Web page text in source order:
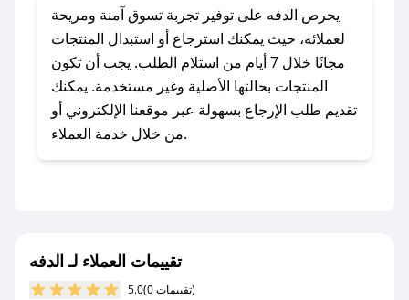
### كيف تحصل على كوبونات خصم حصرية من
الدفه؟
للحصول على كوبونات وخصومات حصرية، قم بما
يلي:
- اضغط على أيقونة متابعة لمتجر الدفه في تطبيق
صحصح.
مع صحصح، تسوق بذكاء ووفّر على كل مشترياتك مع
يحرص الدفه على توفير تجربة تسوق آمنة ومريحة
لعملائه، حيث يمكنك استرجاع أو استبدال المنتجات
مجانًا خلال 7 أيام من استلام الطلب. يجب أن تكون
المنتجات بحالتها الأصلية وغير مستخدمة. يمكنك
تقديم طلب الإرجاع بسهولة عبر موقعنا الإلكتروني أو
من خلال خدمة العملاء.
تقييمات العملاء لـ الدفه
5.0 (0 تقييمات)